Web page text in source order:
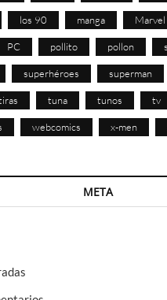
los 90 manga Marvel
PC pollito pollon
superhéroes superman
tuna tunos tv
webcomics x-men
META